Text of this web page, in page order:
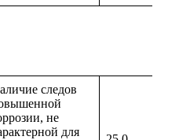
следов
не
для